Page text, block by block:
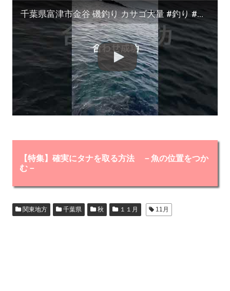
千葉県富津市金谷 磯釣り カサゴ大量 #釣り #陸釣り #fishing #海 #磯釣 #カサゴ #千葉県 #富津
【特集】確実にタナを取る方法 －魚の位置をつか
む－
関東地方 千葉県 秋 １１月 11月